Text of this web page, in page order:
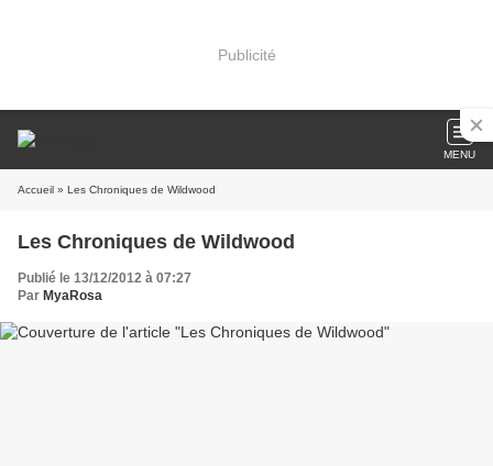
Publicité
MENU
Accueil » Les Chroniques de Wildwood
Les Chroniques de Wildwood
Publié le 13/12/2012 à 07:27
Par MyaRosa